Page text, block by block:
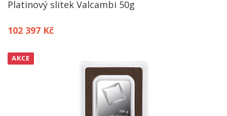
Platinový slitek Valcambi 50g
102 397 Kč
AKCE